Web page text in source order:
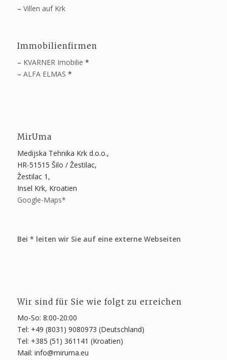
– Villen auf Krk
Immobilienfirmen
– KVARNER Imobilie *
– ALFA ELMAS *
MirUma
Medijska Tehnika Krk d.o.o.,
HR-51515 Šilo / Žestilac,
Žestilac 1,
Insel Krk, Kroatien
Google-Maps*
Bei * leiten wir Sie auf eine externe Webseiten
Wir sind für Sie wie folgt zu erreichen
Mo-So: 8:00-20:00
Tel: +49 (8031) 9080973 (Deutschland)
Tel: +385 (51) 361141 (Kroatien)
Mail: info@miruma.eu